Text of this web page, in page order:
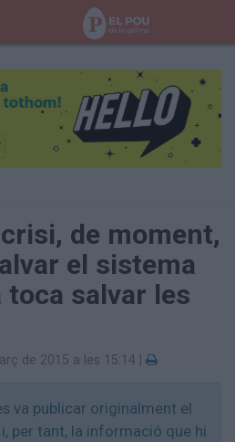
de moment,
el sistema
salvar les
de 2015 a les 15:14
va publicar originalment el
i, per tant, la informació que hi